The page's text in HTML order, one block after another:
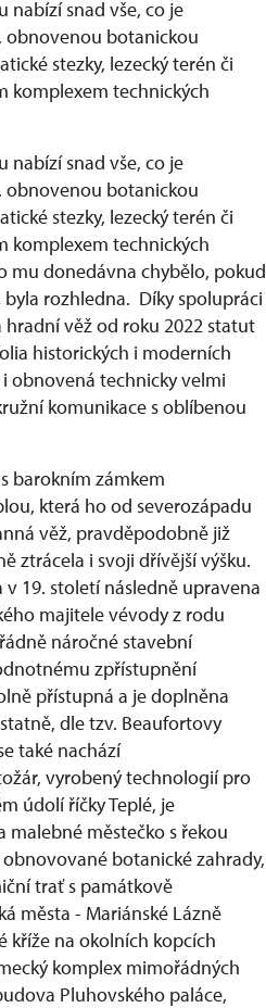
nabízí snad vše, co je
obnovenou botanickou
stezky, lezecký terén či
komplexem technických
nabízí snad vše, co je
obnovenou botanickou
stezky, lezecký terén či
komplexem technických
mu donedávna chybělo, pokud
rozhledna. Díky spolupráci
věž od roku 2022 statut
historických i moderních
obnovená technicky velmi
komunikace s oblíbenou
barokním zámkem
která ho od severozápadu
věž, pravděpodobně již
ztrácela i svoji dřívější výšku.
19. století následně upravena
majitele vévody z rodu
náročné stavební
zpřístupnění
přístupná a je doplněna
dle tzv. Beaufortovy
také nachází
vyrobený technologií pro
údolí říčky Teplé, je
městečko s řekou
botanické zahrady,
trať s památkově
města - Mariánské Lázně
kříže na okolních kopcích
komplex mimořádných
Pluhovského paláce,